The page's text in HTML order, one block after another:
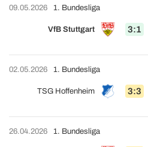
09.05.2026
VfB Stuttgart 3:1
1. Bundesliga
02.05.2026
TSG Hoffenheim 3:3
1. Bundesliga
26.04.2026 1. Bundesliga